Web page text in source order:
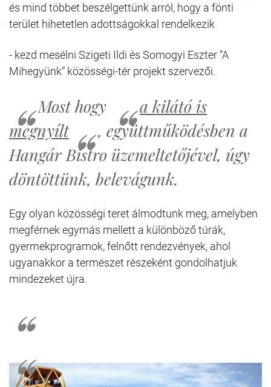
és mind többet beszélgettünk arról, hogy a fönti
terület hihetetlen adottságokkal rendelkezik
- kezd mesélni Szigeti Ildi és Somogyi Eszter “A
Mihegyünk” közösségi-tér projekt szervezői.
Most hogy
a kilátó is
megnyílt
, együttműködésben a
Hangár Bistro üzemeltetőjével, úgy
döntöttünk, belevágunk.
Egy olyan közösségi teret álmodtunk meg, amelyben
megférnek egymás mellett a különböző túrák,
gyermekprogramok, felnőtt rendezvények, ahol
ugyanakkor a természet részeként gondolhatjuk
mindezeket újra.